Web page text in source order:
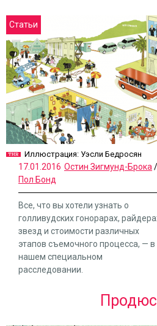
Статьи
Иллюстрация: Уэсли Бедросян
17.01.2016 Остин Зигмунд-Брока /
Пол Бонд
Все, что вы хотели узнать o
голливудских гонорарах,
звезд и стоимости различных
этапов съемочного процесса, — в
нашем специальном
расследовании.